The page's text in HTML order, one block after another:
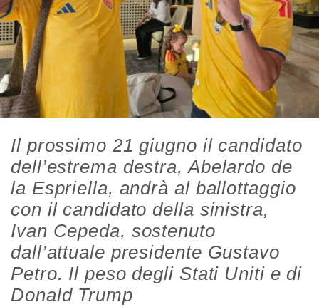
Il prossimo 21 giugno il candidato
dell’estrema destra, Abelardo de
la Espriella, andrà al ballottaggio
con il candidato della sinistra,
Ivan Cepeda, sostenuto
dall’attuale presidente Gustavo
Petro. Il peso degli Stati Uniti e di
Donald Trump